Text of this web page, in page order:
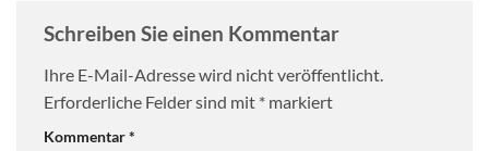
Schreiben Sie einen Kommentar
Ihre E-Mail-Adresse wird nicht veröffentlicht.
Erforderliche Felder sind mit * markiert
Kommentar*